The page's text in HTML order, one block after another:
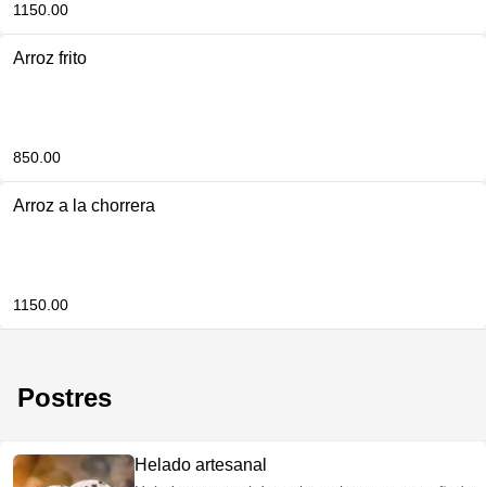
1150.00
Arroz frito
850.00
Arroz a la chorrera
1150.00
Postres
Helado artesanal